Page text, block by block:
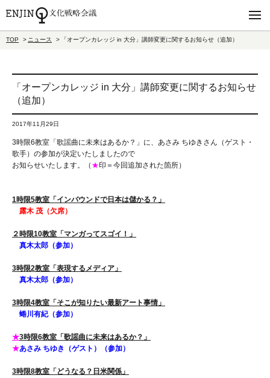
TOP ニュース 「オープンカレッジ in 大分」講師変更に関するお知らせ（追加）
「オープンカレッジ in 大分」講師変更に関するお知らせ
（追加）
2017年11月29日
3時限6教室「歌謡曲に未来はあるか？」に、あさみ ちゆきさん（ゲスト・
歌手）の参加が決定いたしましたので
お知らせいたします。（ ★印＝今回追加された箇所）
1時限5教室「インバウンドで日本は儲かる？」
露木 茂（欠席）
２時限10教室「マンガってスゴイ！」
真木太郎（参加）
3時限2教室「表現するメディア」
真木太郎（参加）
3時限4教室「そこが知りたい最新アート事情」
蜷川有紀（参加）
★3時限6教室「歌謡曲に未来はあるか？」
★あさみ ちゆき（ゲスト）（参加）
3時限8教室「どうなる？日米関係」